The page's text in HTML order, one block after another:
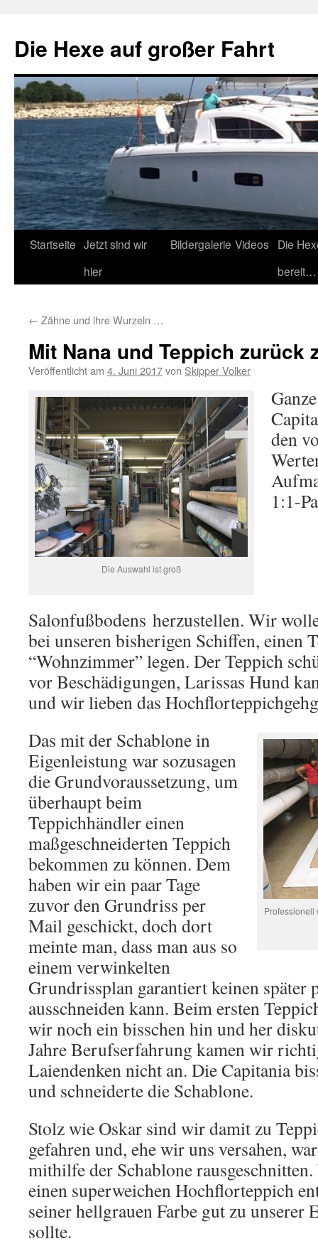
springen
Die Hexe auf großer Fahrt
Startseite Jetzt sind wir
hier
Bildergalerie Videos
Die
bereit…
← Zähne und ihre Wurzeln …
Mit Nana und Teppich zurück
Veröffentlicht am 4. Juni 2017von Skipper Volker
Die Auswahl ist groß
den
1:1-
Salonfußbodens herzustellen. Wir
bei unseren bisherigen Schiffen, einen
“Wohnzimmer” legen. Der Teppich
vor Beschädigungen, Larissas Hund
und wir lieben das
Professionell
Das mit der Schablone in
Eigenleistung war sozusagen
die Grundvoraussetzung, um
überhaupt beim
Teppichhändler einen
maßgeschneiderten Teppich
bekommen zu können. Dem
haben wir ein paar Tage
zuvor den Grundriss per
Mail geschickt, doch dort
meinte man, dass man aus so
einem verwinkelten
Grundrissplan garantiert keinen später
ausschneiden kann. Beim ersten
wir noch ein bisschen hin und her
Jahre Berufserfahrung kamen wir
Laiendenken nicht an. Die Capitania
und schneiderte die Schablone.
Stolz wie Oskar sind wir damit zu
gefahren und, ehe wir uns versahen,
mithilfe der Schablone
einen superweichen Hochflorteppich
seiner hellgrauen Farbe gut zu unserer
sollte.